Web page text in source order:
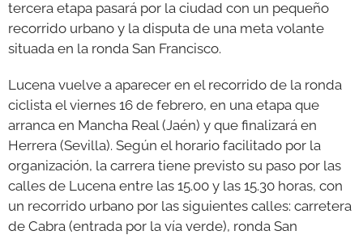
tercera etapa pasará por la ciudad con un pequeño
recorrido urbano y la disputa de una meta volante
situada en la ronda San Francisco.
Lucena vuelve a aparecer en el recorrido de la ronda
ciclista el viernes 16 de febrero, en una etapa que
arranca en Mancha Real (Jaén) y que finalizará en
Herrera (Sevilla). Según el horario facilitado por la
organización, la carrera tiene previsto su paso por las
calles de Lucena entre las 15.00 y las 15.30 horas, con
un recorrido urbano por las siguientes calles: carretera
de Cabra (entrada por la vía verde), ronda San